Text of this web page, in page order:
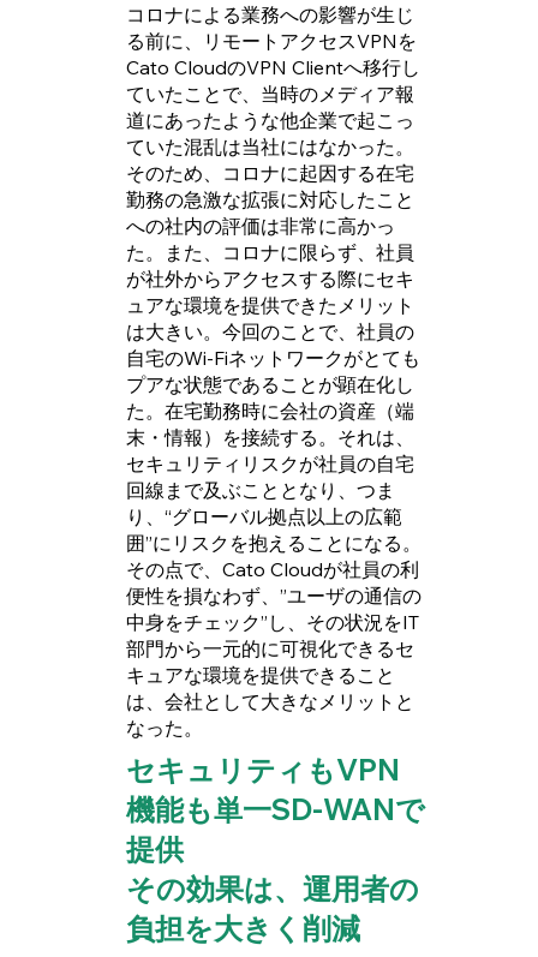
コロナによる業務への影響が生じ
る前に、リモートアクセスVPNを
Cato CloudのVPN Clientへ移行し
ていたことで、当時のメディア報
道にあったような他企業で起こっ
ていた混乱は当社にはなかった。
そのため、コロナに起因する在宅
勤務の急激な拡張に対応したこと
への社内の評価は非常に高かっ
た。また、コロナに限らず、社員
が社外からアクセスする際にセキ
ュアな環境を提供できたメリット
は大きい。今回のことで、社員の
自宅のWi-Fiネットワークがとても
プアな状態であることが顕在化し
た。在宅勤務時に会社の資産（端
末・情報）を接続する。それは、
セキュリティリスクが社員の自宅
回線まで及ぶこととなり、つま
り、“グローバル拠点以上の広範
囲”にリスクを抱えることになる。
その点で、Cato Cloudが社員の利
便性を損なわず、”ユーザの通信の
中身をチェック”し、その状況をIT
部門から一元的に可視化できるセ
キュアな環境を提供できること
は、会社として大きなメリットと
なった。
セキュリティもVPN
機能も単一SD-WANで
提供
その効果は、運用者の
負担を大きく削減